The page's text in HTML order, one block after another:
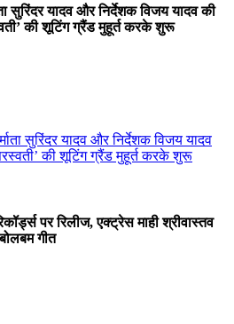
सुरिंदर यादव और निर्देशक विजय यादव की
की शूटिंग ग्रैंड मुहूर्त करके शुरू
पर रिलीज, एक्ट्रेस माही श्रीवास्तव
गीत